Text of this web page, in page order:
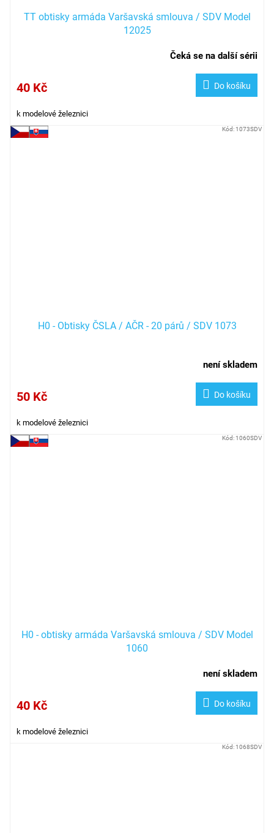
TT obtisky armáda Varšavská smlouva / SDV Model
12025
Čeká se na další sérii
40 Kč Do košíku
k modelové železnici
H0 - Obtisky ČSLA / AČR - 20 párů / SDV 1073
není skladem
50 Kč Do košíku
k modelové železnici
Kód: 1073SDV
H0 - obtisky armáda Varšavská smlouva / SDV Model
1060
není skladem
40 Kč Do košíku
k modelové železnici
Kód: 1060SDV
Kód: 1068SDV